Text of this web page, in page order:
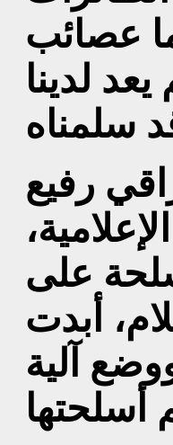
عصائب
لدينا
رفيع
على
أبدت
آلية